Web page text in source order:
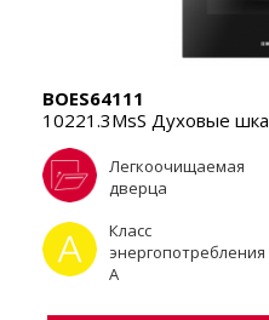
BOES64111
10221.3MsS Духовые
Легкоочищаемая
дверца
Класс
энергопотребления
A